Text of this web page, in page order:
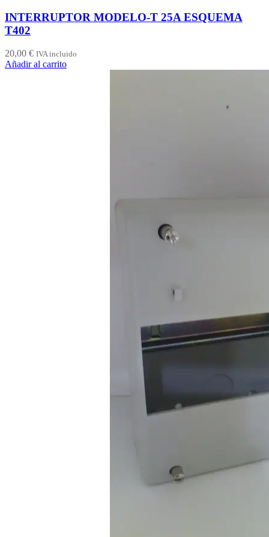
INTERRUPTOR MODELO-T 25A ESQUEMA
T402
20,00 € IVA incluido
Añadir al carrito